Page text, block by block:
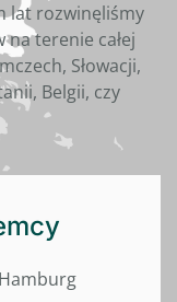
lat rozwinęliśmy
terenie całej
Słowacji,
Belgii, czy
Hamburg